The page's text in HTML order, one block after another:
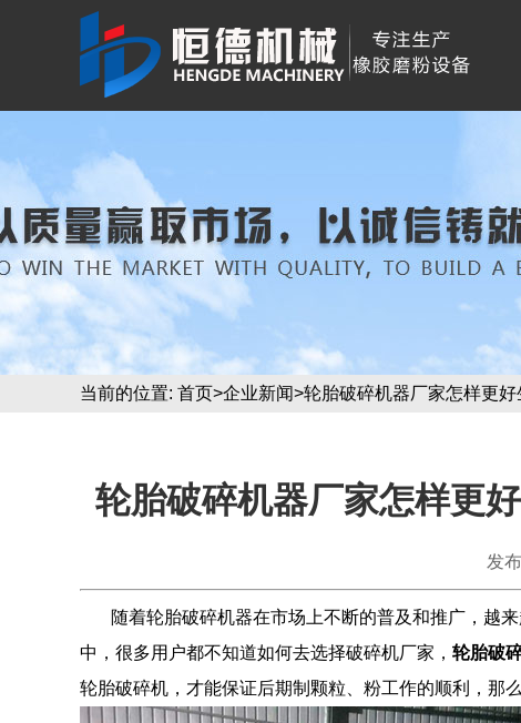
当前的位置: 首页>企业新闻>轮胎破碎机器厂家怎样更
轮胎破碎机器厂家怎样更
发
随着轮胎破碎机器在市场上不断的普及和推广，越来
中，很多用户都不知道如何去选择破碎机厂家， 轮胎破
轮胎破碎机，才能保证后期制颗粒、粉工作的顺利，那